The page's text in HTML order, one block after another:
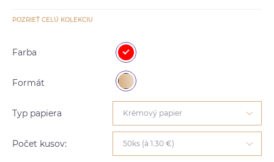
POZRIEŤ CELÚ KOLEKCIU
Farba
Formát
Typ papiera Krémový papier
Počet kusov: 50ks (à 1.30 €)